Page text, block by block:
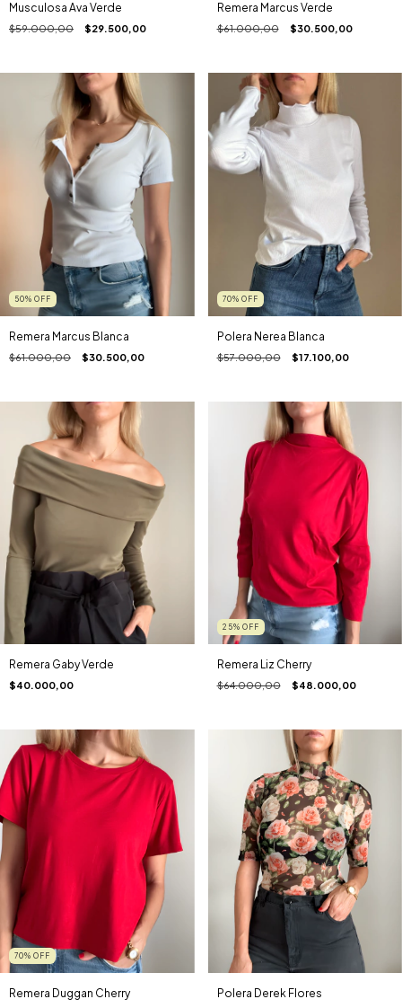
Musculosa Ava Verde
$59.000,00 $29.500,00
Remera Marcus Verde
$61.000,00 $30.500,00
50% OFF
Remera Marcus Blanca
$61.000,00 $30.500,00
70% OFF
Polera Nerea Blanca
$57.000,00 $17.100,00
Remera Gaby Verde
$40.000,00
25% OFF
Remera Liz Cherry
$64.000,00 $48.000,00
70% OFF
Remera Duggan Cherry Polera Derek Flores